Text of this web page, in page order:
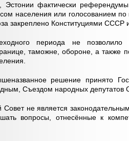
Эстонии фактически
населения или голосованием
закреплено Конституциями СССР
периода не
таможне, обороне, а
решение принято
Съездом народных депутатов
Совет не является
вопросы, отнесённые к